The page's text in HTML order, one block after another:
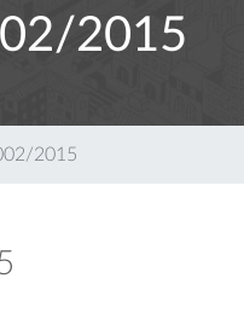
2015
2015